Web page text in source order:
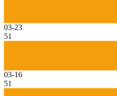
03-23
51
03-16
51